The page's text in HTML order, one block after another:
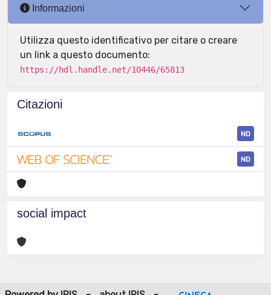
Informazioni
Utilizza questo identificativo per citare o creare
un link a questo documento:
https://hdl.handle.net/10446/65813
Citazioni
ND
ND
social impact